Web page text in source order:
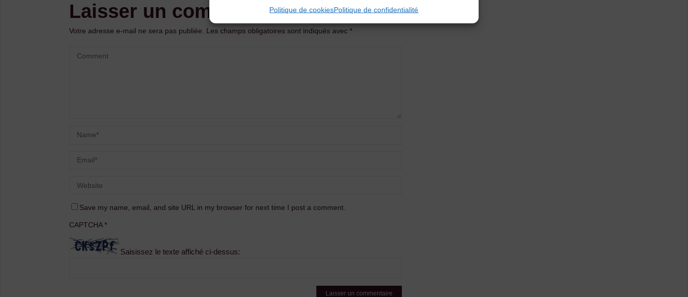
Politique de cookiesPolitique de confidentialité
Laisser un commentaire
Votre adresse e-mail ne sera pas publiée. Les champs obligatoires sont indiqués avec*
Save my name, email, and site URL in my browser for next time I post a comment.
CAPTCHA*
Saisissez le texte affiché ci-dessus: